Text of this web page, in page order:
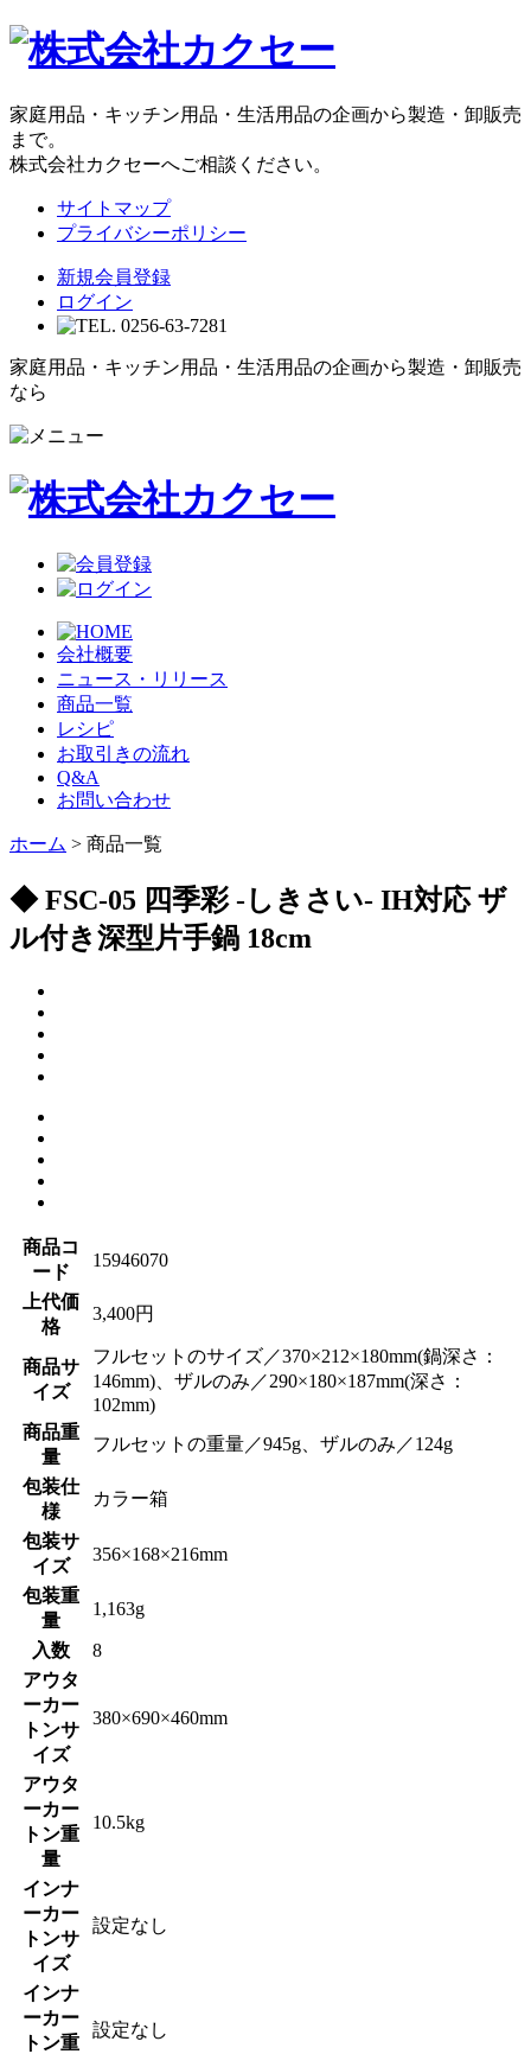
家庭用品・キッチン用品・生活用品の企画から製造・卸販売
まで。
株式会社カクセーへご相談ください。
サイトマップ
プライバシーポリシー
新規会員登録
ログイン
家庭用品・キッチン用品・生活用品の企画から製造・卸販売
なら
会社概要
ニュース・リリース
商品一覧
レシピ
お取引きの流れ
Q&A
お問い合わせ
ホーム > 商品一覧
◆ FSC-05 四季彩 -しきさい- IH対応 ザ
ル付き深型片手鍋 18cm
商品コ
ード
15946070
上代価
格
3,400円
商品サ
イズ
フルセットのサイズ／370×212×180mm(鍋深さ：
146mm)、ザルのみ／290×180×187mm(深さ：
102mm)
商品重
量
フルセットの重量／945g、ザルのみ／124g
包装仕
様
カラー箱
包装サ
イズ
356×168×216mm
包装重
量
1,163g
入数
8
アウタ
ーカー
トンサ
イズ
380×690×460mm
アウタ
ーカー
トン重
量
10.5kg
インナ
ーカー
トンサ
イズ
設定なし
インナ
ーカー
トン重
設定なし